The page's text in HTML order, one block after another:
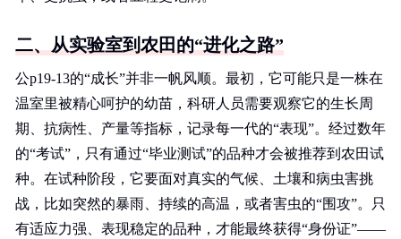
二、从实验室到农田的“进化之路”
公p19-13的“成长”并非一帆风顺。最初，它可能只是一株在
温室里被精心呵护的幼苗，科研人员需要观察它的生长周
期、抗病性、产量等指标，记录每一代的“表现”。经过数年
的“考试”，只有通过“毕业测试”的品种才会被推荐到农田试
种。在试种阶段，它要面对真实的气候、土壤和病虫害挑
战，比如突然的暴雨、持续的高温，或者害虫的“围攻”。只
有适应力强、表现稳定的品种，才能最终获得“身份证”——